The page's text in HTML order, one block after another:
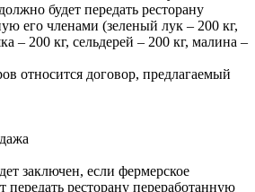
будет передать ресторану
его членами (зеленый лук – 200 кг,
– 200 кг, сельдерей – 200 кг, малина –
относится договор, предлагаемый
заключен, если фермерское
передать ресторану переработанную